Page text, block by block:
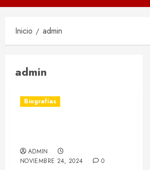
principal
Inicio admin
admin
Biografías
ADMIN
NOVIEMBRE 24, 2024
0